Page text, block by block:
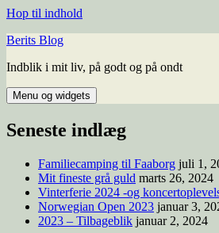
Hop til indhold
Berits Blog
Indblik i mit liv, på godt og på ondt
Menu og widgets
Seneste indlæg
Familiecamping til Faaborg juli 1,
Mit fineste grå guld marts 26, 2024
Vinterferie 2024 -og
Norwegian Open 2023 januar 3,
2023 – Tilbageblik januar 2, 2024